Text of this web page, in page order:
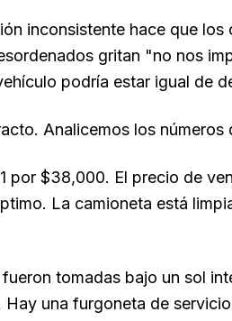
inconsistente hace que
gritan "no nos
podría estar igual de
Analicemos los números
por $38,000. El precio de
La camioneta está
tomadas bajo un sol
una furgoneta de